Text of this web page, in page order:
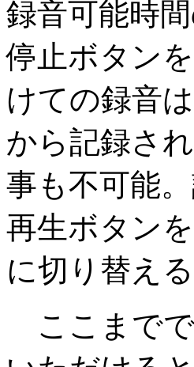
録音可能時
停止ボタン
けての録音
から記録さ
事も不可能
再生ボタン
に切り替え
ここまでで